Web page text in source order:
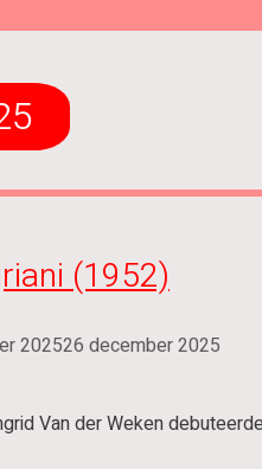
(1952)
202526 december 2025
Van der Weken